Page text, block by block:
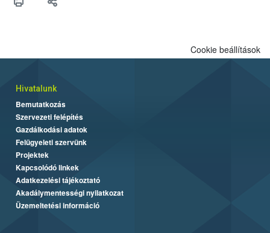
Cookie beállítások
Hivatalunk
Bemutatkozás
Szervezeti felépítés
Gazdálkodási adatok
Felügyeleti szervünk
Projektek
Kapcsolódó linkek
Adatkezelési tájékoztató
Akadálymentességi nyilatkozat
Üzemeltetési információ